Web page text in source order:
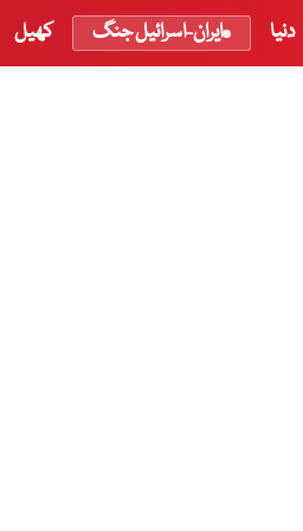
دنیا ایران-اسرائیل جنگ کھیل